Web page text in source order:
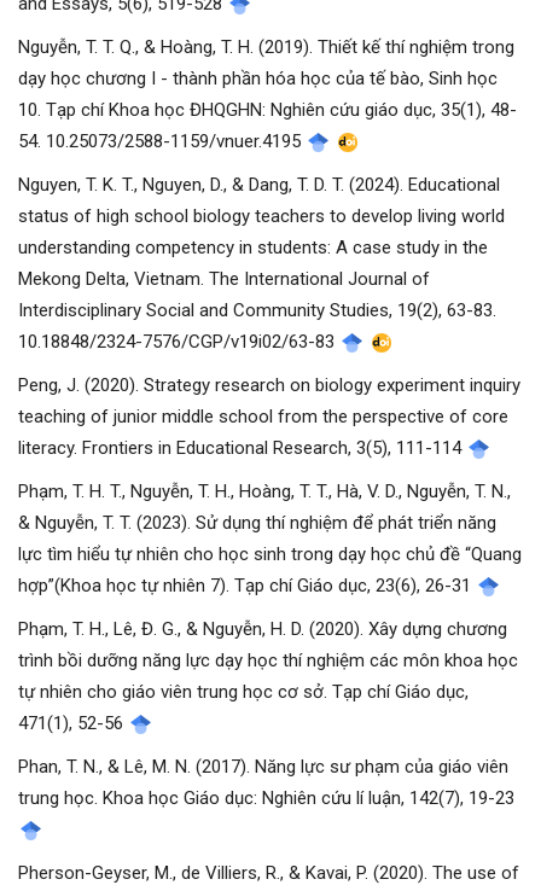
Nguyễn, T. T. Q., & Hoàng, T. H. (2019). Thiết kế thí nghiệm trong
dạy học chương I - thành phần hóa học của tế bào, Sinh học
10. Tạp chí Khoa học ĐHQGHN: Nghiên cứu giáo dục, 35(1), 48-
54. 10.25073/2588-1159/vnuer.4195
Nguyen, T. K. T., Nguyen, D., & Dang, T. D. T. (2024). Educational
status of high school biology teachers to develop living world
understanding competency in students: A case study in the
Mekong Delta, Vietnam. The International Journal of
Interdisciplinary Social and Community Studies, 19(2), 63-83.
10.18848/2324-7576/CGP/v19i02/63-83
Peng, J. (2020). Strategy research on biology experiment inquiry
teaching of junior middle school from the perspective of core
literacy. Frontiers in Educational Research, 3(5), 111-114
Phạm, T. H. T., Nguyễn, T. H., Hoàng, T. T., Hà, V. D., Nguyễn, T. N.,
& Nguyễn, T. T. (2023). Sử dụng thí nghiệm để phát triển năng
lực tìm hiểu tự nhiên cho học sinh trong dạy học chủ đề “Quang
hợp”(Khoa học tự nhiên 7). Tạp chí Giáo dục, 23(6), 26-31
Phạm, T. H., Lê, Đ. G., & Nguyễn, H. D. (2020). Xây dựng chương
trình bồi dưỡng năng lực dạy học thí nghiệm các môn khoa học
tự nhiên cho giáo viên trung học cơ sở. Tạp chí Giáo dục,
471(1), 52-56
Phan, T. N., & Lê, M. N. (2017). Năng lực sư phạm của giáo viên
trung học. Khoa học Giáo dục: Nghiên cứu lí luận, 142(7), 19-23
Pherson-Geyser, M., de Villiers, R., & Kavai, P. (2020). The use of